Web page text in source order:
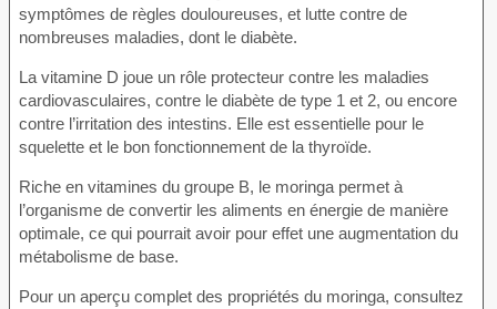
symptômes de règles douloureuses, et lutte contre de
nombreuses maladies, dont le diabète.
La vitamine D joue un rôle protecteur contre les maladies
cardiovasculaires, contre le diabète de type 1 et 2, ou encore
contre l’irritation des intestins. Elle est essentielle pour le
squelette et le bon fonctionnement de la thyroïde.
Riche en vitamines du groupe B, le moringa permet à
l’organisme de convertir les aliments en énergie de manière
optimale, ce qui pourrait avoir pour effet une augmentation du
métabolisme de base.
Pour un aperçu complet des propriétés du moringa, consultez